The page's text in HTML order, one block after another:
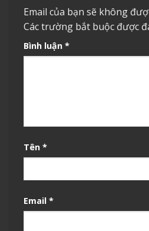
Email của bạn sẽ không
Các trường bắt buộc được
Bình luận *
Tên *
Email *